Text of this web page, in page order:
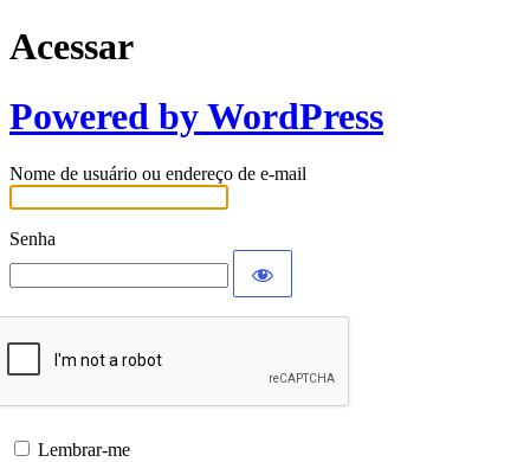
Acessar
Powered by WordPress
Nome de usuário ou endereço de e-mail
Senha
Lembrar-me